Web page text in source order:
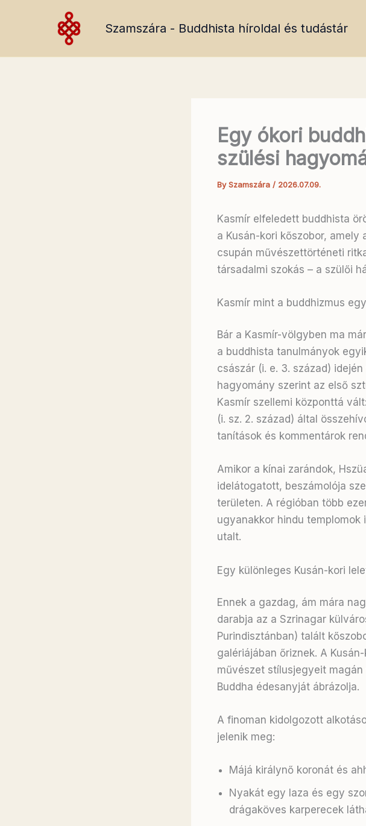
Szamszára - Buddhista híroldal és tudástár
Egy ókori
szülési
BySzamszára / 2026.07.09.
Kasmír elfeledett buddhista
a Kusán-kori kőszobor, amely
csupán művészettörténeti
társadalmi szokás – a szülői
Kasmír mint a buddhizmus
Bár a Kasmír-völgyben ma
a buddhista tanulmányok
császár (i. e. 3. század)
hagyomány szerint az első
Kasmír szellemi központtá
(i. sz. 2. század) által
tanítások és kommentárok
Amikor a kínai zarándok,
idelátogatott, beszámolója
területen. A régióban több
ugyanakkor hindu
utalt.
Egy különleges Kusán-kori
Ennek a gazdag, ám mára
darabja az a Szrinagar
Purindisztánban) talált
galériájában őriznek. A
művészet stílusjegyeit
Buddha édesanyját ábrázolja.
A finoman kidolgozott
jelenik meg:
Májá királynő koronát és
Nyakát egy laza és egy
drágaköves karperecek